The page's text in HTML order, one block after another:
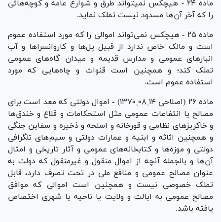
ماده ۲۴ - هیچکس نمیتواند طرق و شوارع عامه و کوچه‌هائی
را که آخر آن‌ها مسدود نیست تملک نماید.
ماده ۲۵ - هیچکس نمی‌تواند اموالی را که مورد استفاده عموم
است و مالک خاص ندارد از قبیل پل‌ها و کاروانسرا‌ها و آب
انبار‌های عمومی و مدارس قدیمه و میدان گاه‌های عمومی
تملک کند؛ و همچنین است قنوات و چاه‌هایی که مورد
استفاده عموم است.
ماده ۲۶ (اصلاحی ۱۴ˏ۰۸ˏ۱۳۷۰) - اموال دولتی که معد است برای
مصالح یا انتفاعات عمومی مثل استحکامات و قلاع و خندق‌ها
و خاکریز‌های نظامی و قورخانه و اسلحه و ذخیره و سفاین جنگی
و همچنین اثاثه و ابنیه و عمارات دولتی و سیم‌های تلگرافی
دولتی و موزه‌ها و کتابخانه‌های عمومی و آثار تاریخی و امثال
آن‌ها و بالجمله آنچه از اموال منقول و غیرمنقول که دولت به
عنوان مصالح عمومی و منافع ملی در تحت تصرف دارد، قابل
تملک خصوصی نیست و همچنین است اموالی که موافق
مصالح عمومی به ایالت و ولایت یا ناحیه یا شهری اختصاص
یافته باشد.